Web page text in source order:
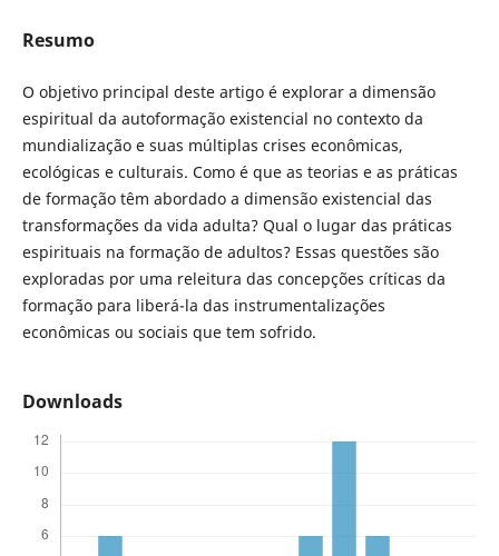
Resumo
O objetivo principal deste artigo é explorar a dimensão
espiritual da autoformação existencial no contexto da
mundialização e suas múltiplas crises econômicas,
ecológicas e culturais. Como é que as teorias e as práticas
de formação têm abordado a dimensão existencial das
transformações da vida adulta? Qual o lugar das práticas
espirituais na formação de adultos? Essas questões são
exploradas por uma releitura das concepções críticas da
formação para liberá-la das instrumentalizações
econômicas ou sociais que tem sofrido.
Downloads